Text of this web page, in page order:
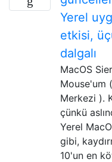
Yerel
etkisi,
dalgalı
MacOS
Mouse'um
Merkezi ).
çünkü
Yerel
gibi,
10'un en